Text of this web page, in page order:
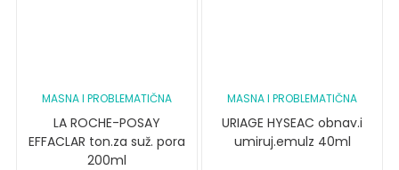
MASNA I PROBLEMATIČNA
LA ROCHE-POSAY
EFFACLAR ton.za suž. pora
200ml
MASNA I PROBLEMATIČNA
URIAGE HYSEAC obnav.i
umiruj.emulz 40ml